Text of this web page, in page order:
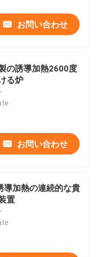
お問い合わせ
の誘導加熱2600度
る炉
お問い合わせ
導加熱の連続的な貴
置